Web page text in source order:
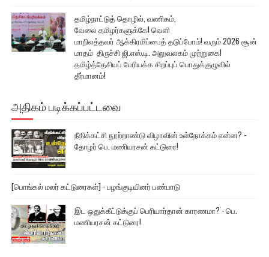
தமிழ்நாட்டுத் தொழில், வணிகம்,
வேலை தமிழர்களுக்கே! வெளி
மாநிலத்தவர் ஆக்கிரமிப்பைத் தடுப்போம்! வரும் 2026 சூன்
மாதம் திருச்சி ஜி.எஸ்.டி. அலுவலகம் முற்றுகை!
தமிழ்த்தேசியப் பேரியக்க சிறப்புப் பொதுக்குழுவில்
தீர்மானம்!
அதிகம் படிக்கப்பட்டவை
நீதிக்கட்சி நூற்றாண்டு விழாவின் உள்நோக்கம் என்ன? -
தோழர் பெ. மணியரசன் கட்டுரை!
[பொங்கல் மலர் கட்டுரைகள்] - பழங்குடியினர் பண்பாடு
இட ஒதுக்கீட்டுக்குப் பெரியார்தான் காரணமா? - பெ.
மணியரசன் கட்டுரை!